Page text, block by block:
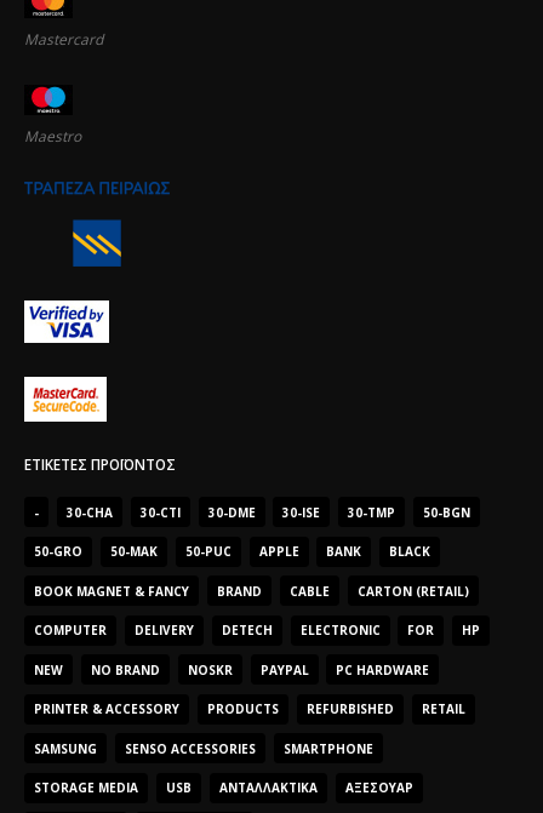
Mastercard
Maestro
ΕΤΙΚΈΤΕΣ ΠΡΟΪΌΝΤΟΣ
- 30-CHA 30-CTI 30-DME 30-ISE 30-TMP 50-BGN
50-GRO 50-MAK 50-PUC APPLE BANK BLACK
BOOK MAGNET & FANCY BRAND CABLE CARTON (RETAIL)
COMPUTER DELIVERY DETECH ELECTRONIC FOR HP
NEW NO BRAND NOSKR PAYPAL PC HARDWARE
PRINTER & ACCESSORY PRODUCTS REFURBISHED RETAIL
SAMSUNG SENSO ACCESSORIES SMARTPHONE
STORAGE MEDIA USB ΑΝΤΑΛΛΑΚΤΙΚΆ ΑΞΕΣΟΥΆΡ